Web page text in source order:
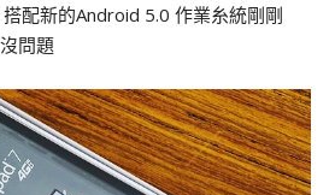
配新的Android 5.0 作業糸統剛剛
問題